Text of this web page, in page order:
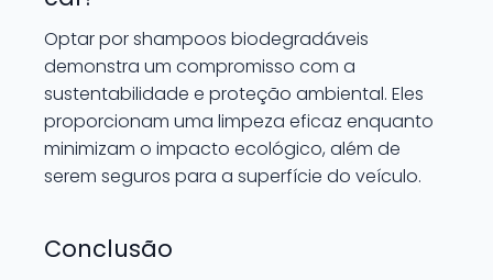
Optar por shampoos biodegradáveis
demonstra um compromisso com a
sustentabilidade e proteção ambiental. Eles
proporcionam uma limpeza eficaz enquanto
minimizam o impacto ecológico, além de
serem seguros para a superfície do veículo.
Conclusão